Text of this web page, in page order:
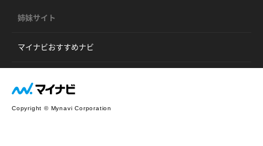
姉妹サイト
マイナビおすすめナビ
Copyright © Mynavi Corporation